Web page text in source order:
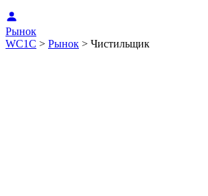
Рынок
WC1C > Рынок > Чистильщик